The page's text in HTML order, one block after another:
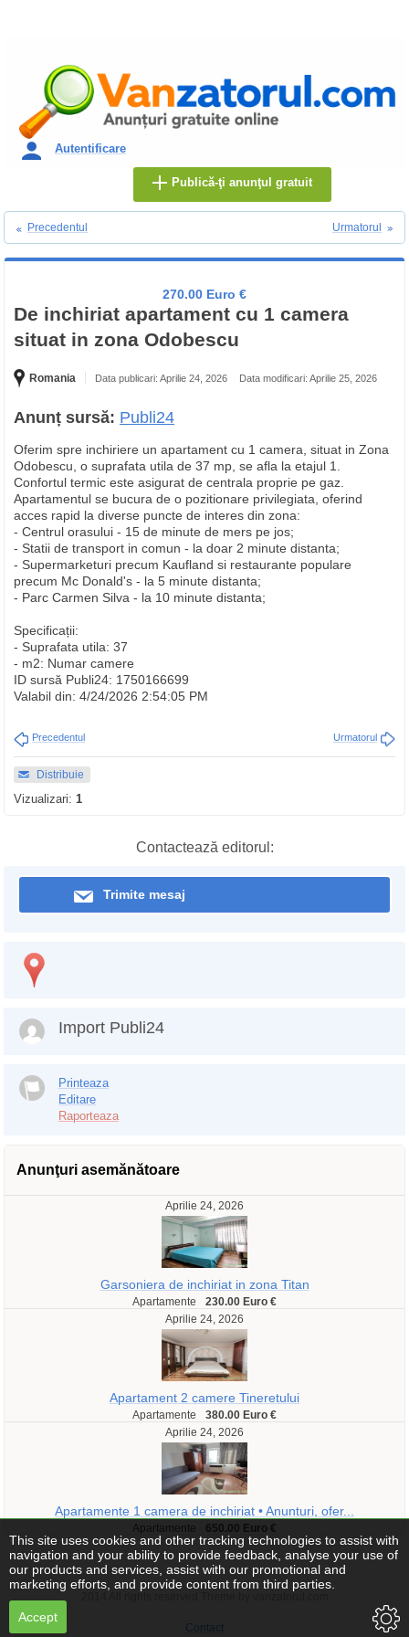
Autentificare
Publică-ţi anunţul gratuit
Precedentul Urmatorul
270.00 Euro €
De inchiriat apartament cu 1 camera
situat in zona Odobescu
Romania Data publicari: Aprilie 24, 2026 Data modificari: Aprilie 25, 2026
Anunț sursă: Publi24
Oferim spre inchiriere un apartament cu 1 camera, situat in Zona
Odobescu, o suprafata utila de 37 mp, se afla la etajul 1.
Confortul termic este asigurat de centrala proprie pe gaz.
Apartamentul se bucura de o pozitionare privilegiata, oferind
acces rapid la diverse puncte de interes din zona:
- Centrul orasului - 15 de minute de mers pe jos;
- Statii de transport in comun - la doar 2 minute distanta;
- Supermarketuri precum Kaufland si restaurante populare
precum Mc Donald's - la 5 minute distanta;
- Parc Carmen Silva - la 10 minute distanta;
Specificații:
- Suprafata utila: 37
- m2: Numar camere
ID sursă Publi24: 1750166699
Valabil din: 4/24/2026 2:54:05 PM
Precedentul Urmatorul
Distribuie
Vizualizari: 1
Contactează editorul:
Trimite mesaj
Import Publi24
Printeaza
Editare
Raporteaza
Anunţuri asemănătoare
Aprilie 24, 2026
Garsoniera de inchiriat in zona Titan
Apartamente
230.00 Euro €
Aprilie 24, 2026
Apartament 2 camere Tineretului
Apartamente
380.00 Euro €
Aprilie 24, 2026
Apartamente 1 camera de inchiriat • Anunturi, ofer...
Apartamente 650.00 Euro €
Contact
This site uses cookies and other tracking technologies to assist with
navigation and your ability to provide feedback, analyse your use of
our products and services, assist with our promotional and
marketing efforts, and provide content from third parties.
Accept